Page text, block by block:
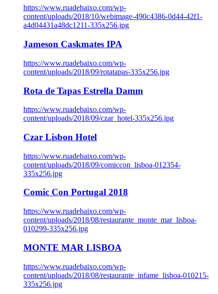
https://www.ruadebaixo.com/wp-
content/uploads/2018/10/webimage-490c4386-0d44-42f1-
a4d04431a48dc1211-335x256.jpg
Jameson Caskmates IPA
https://www.ruadebaixo.com/wp-
content/uploads/2018/09/rotatapas-335x256.jpg
Rota de Tapas Estrella Damm
https://www.ruadebaixo.com/wp-
content/uploads/2018/09/czar_hotel-335x256.jpg
Czar Lisbon Hotel
https://www.ruadebaixo.com/wp-
content/uploads/2018/09/comiccon_lisboa-012354-
335x256.jpg
Comic Con Portugal 2018
https://www.ruadebaixo.com/wp-
content/uploads/2018/08/restaurante_monte_mar_lisboa-
010299-335x256.jpg
MONTE MAR LISBOA
https://www.ruadebaixo.com/wp-
content/uploads/2018/08/restaurante_infame_lisboa-010215-
335x256.jpg